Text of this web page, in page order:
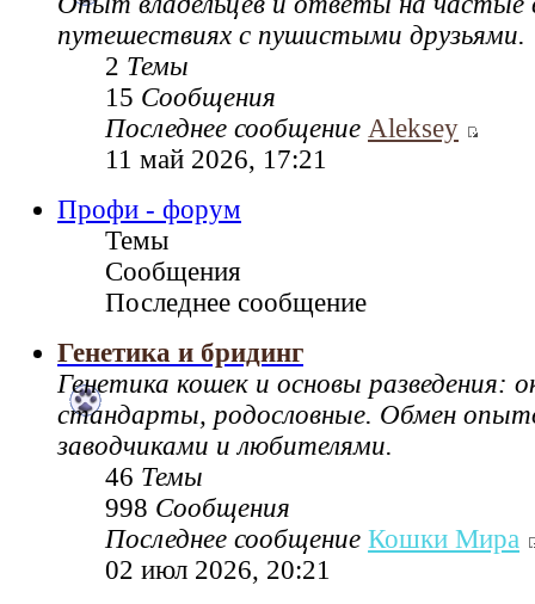
путешествиях с пушистыми друзьями.
2 Темы
15 Сообщения
Последнее сообщение Aleksey
11 май 2026, 17:21
Профи - форум
Темы
Сообщения
Последнее сообщение
Генетика и бридинг
Генетика кошек и основы разведения:
стандарты, родословные. Обмен
заводчиками и любителями.
46 Темы
998 Сообщения
Последнее сообщение Кошки Мира
02 июл 2026, 20:21